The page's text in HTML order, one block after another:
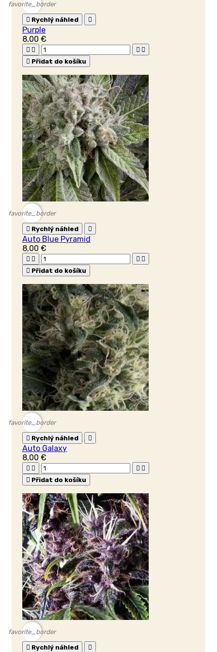
favorite_border
 Rychlý náhled 
Purple
8,00 €
   
 Přidat do košíku
favorite_border
 Rychlý náhled 
Auto Blue Pyramid
8,00 €
   
 Přidat do košíku
favorite_border
 Rychlý náhled 
Auto Galaxy
8,00 €
   
 Přidat do košíku
favorite_border
 Rychlý náhled 